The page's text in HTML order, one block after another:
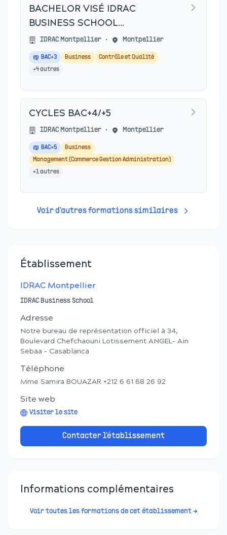
BACHELOR VISÉ IDRAC
BUSINESS SCHOOL
IDRAC Montpellier • Montpellier
BAC+3 Business
Contrôle et Qualité
+4autres
CYCLES BAC+4/+5
IDRAC Montpellier • Montpellier
BAC+5
Business
Management (Commerce Gestion Administration)
+1autres
Voir d'autres formations similaires
Établissement
IDRAC Montpellier
IDRAC Business School
Adresse
Notre bureau de représentation officiel à 34,
Boulevard Chefchaouni Lotissement ANGEL- Ain
Sebaa - Casablanca
Téléphone
Mme Samira BOUAZAR +212 6 61 68 26 92
Site web
Visiter le site
Contacter l'établissement
Informations complémentaires
Voir toutes les formations de cet établissement →